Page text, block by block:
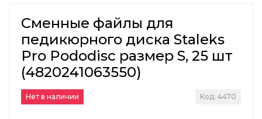
Сменные файлы для
педикюрного диска Staleks
Pro Pododisc размер S, 25 шт
(4820241063550)
Нет в наличии Код: 4470